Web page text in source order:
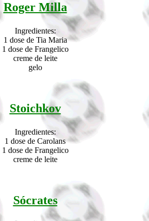
Roger Milla
Ingredientes:
1 dose de Tia Maria
1 dose de Frangelico
creme de leite
gelo
Stoichkov
Ingredientes:
1 dose de Carolans
1 dose de Frangelico
creme de leite
Sócrates